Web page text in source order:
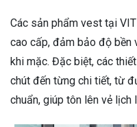
Các sản phẩm vest tại
cao cấp, đảm bảo độ bền
khi mặc. Đặc biệt, các
chút đến từng chi tiết, từ
chuẩn, giúp tôn lên vẻ lịch